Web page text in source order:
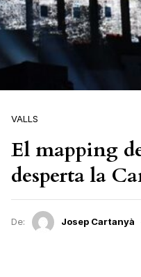
VALLS
El mapping
desperta la
De: Josep Cartanyà